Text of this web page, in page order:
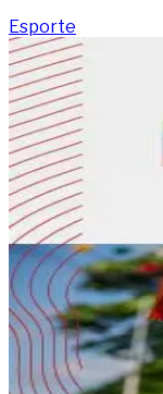
Esporte